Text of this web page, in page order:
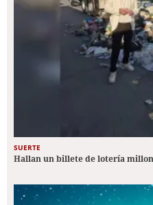
SUERTE
Hallan un billete de lotería